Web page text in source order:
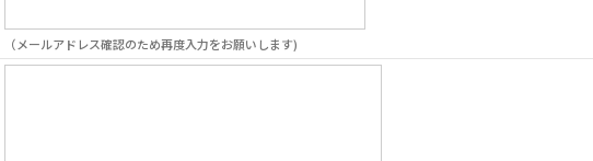
（メールアドレス確認のため再度入力をお願いします)